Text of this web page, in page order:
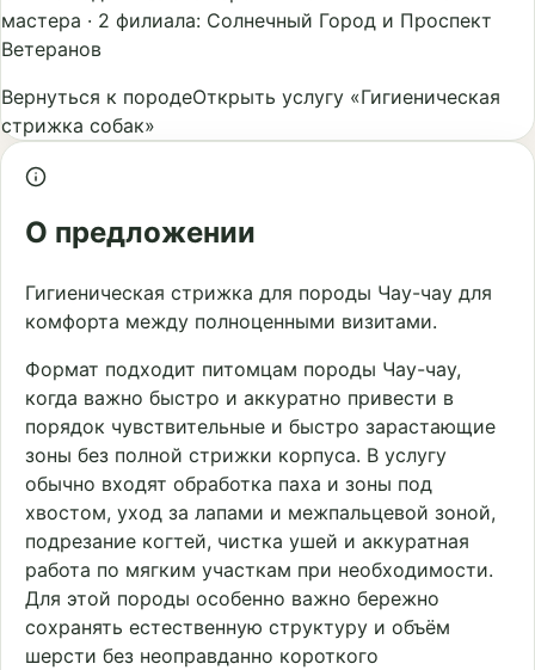
мастера · 2 филиала: Солнечный Город и Проспект
Ветеранов
Вернуться к породеОткрыть услугу «Гигиеническая
стрижка собак»
О предложении
Гигиеническая стрижка для породы Чау-чау для
комфорта между полноценными визитами.
Формат подходит питомцам породы Чау-чау,
когда важно быстро и аккуратно привести в
порядок чувствительные и быстро зарастающие
зоны без полной стрижки корпуса. В услугу
обычно входят обработка паха и зоны под
хвостом, уход за лапами и межпальцевой зоной,
подрезание когтей, чистка ушей и аккуратная
работа по мягким участкам при необходимости.
Для этой породы особенно важно бережно
сохранять естественную структуру и объём
шерсти без неоправданно короткого